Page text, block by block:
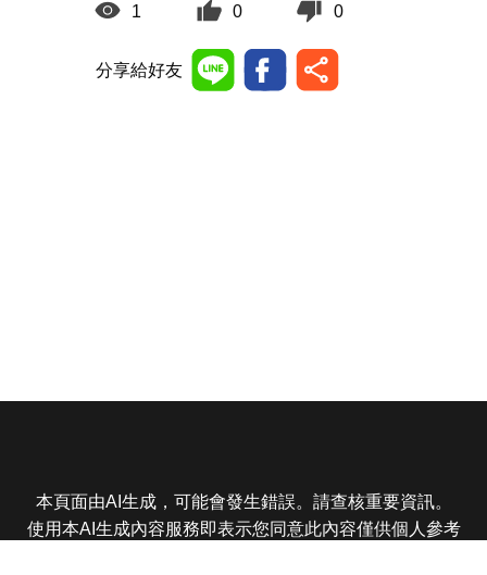
1 0 0
分享給好友
本頁面由AI生成，可能會發生錯誤。請查核重要資訊。
使用本AI生成內容服務即表示您同意此內容僅供個人參考